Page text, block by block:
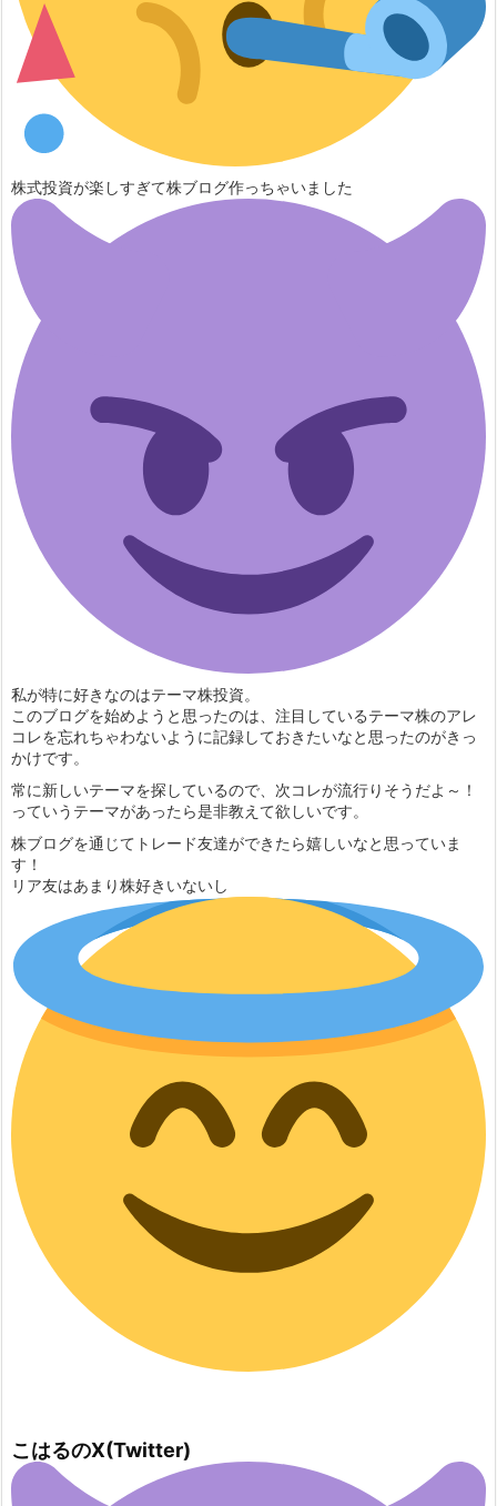
株式投資が楽しすぎて株ブログ作っちゃいました
私が特に好きなのはテーマ株投資。
このブログを始めようと思ったのは、注目しているテーマ株のアレ
コレを忘れちゃわないように記録しておきたいなと思ったのがきっ
かけです。
常に新しいテーマを探しているので、次コレが流行りそうだよ～！
っていうテーマがあったら是非教えて欲しいです。
株ブログを通じてトレード友達ができたら嬉しいなと思っていま
す！
リア友はあまり株好きいないし
こはるのX(Twitter)